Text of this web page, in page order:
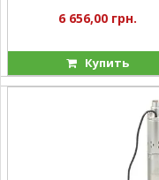
6 656,00 грн.
Купить